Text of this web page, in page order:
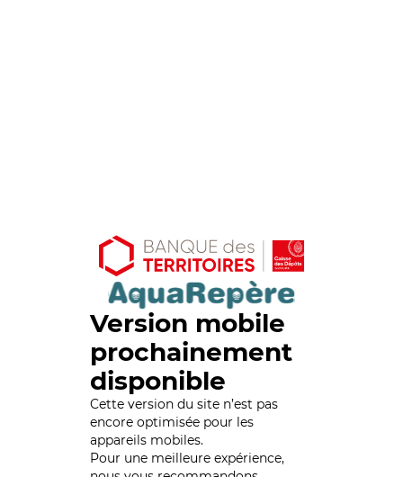
Version mobile
prochainement
disponible
Cette version du site n’est pas
encore optimisée pour les
appareils mobiles.
Pour une meilleure expérience,